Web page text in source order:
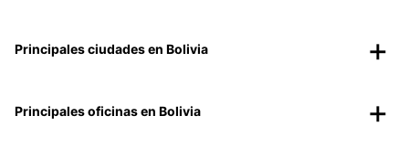
Principales ciudades en Bolivia
Principales oficinas en Bolivia